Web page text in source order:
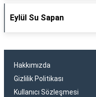
Eylül Su Sapan
Hakkımızda
Gizlilik Politikası
Kullanıcı Sözleşmesi